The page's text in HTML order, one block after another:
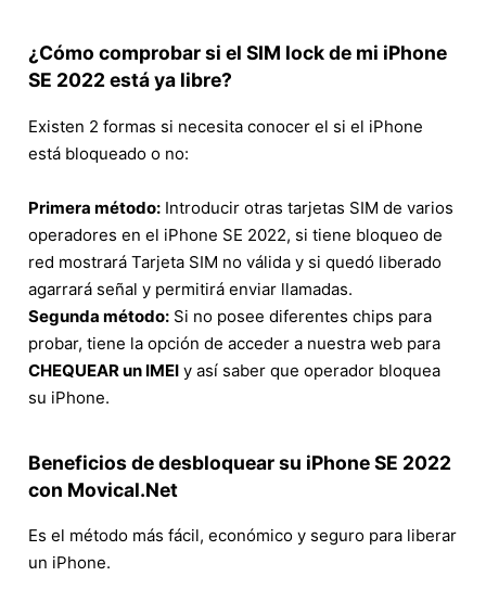
¿Cómo comprobar si el SIM lock de mi iPhone
SE 2022 está ya libre?
Existen 2 formas si necesita conocer el si el iPhone
está bloqueado o no:
Primera método: Introducir otras tarjetas SIM de varios
operadores en el iPhone SE 2022, si tiene bloqueo de
red mostrará Tarjeta SIM no válida y si quedó liberado
agarrará señal y permitirá enviar llamadas.
Segunda método: Si no posee diferentes chips para
probar, tiene la opción de acceder a nuestra web para
CHEQUEAR un IMEI y así saber que operador bloquea
su iPhone.
Beneficios de desbloquear su iPhone SE 2022
con Movical.Net
Es el método más fácil, económico y seguro para liberar
un iPhone.